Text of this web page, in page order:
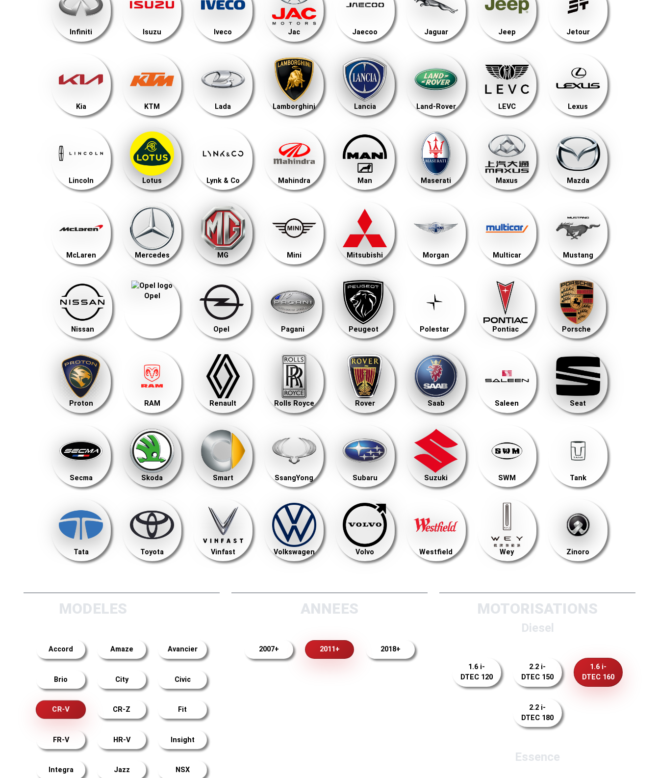
Infiniti Isuzu Iveco Jac Jaecoo Jaguar Jeep Jetour
Kia KTM Lada Lamborghini Lancia Land-Rover LEVC Lexus
Lincoln Lotus Lynk & Co Mahindra Man Maserati Maxus Mazda
McLaren Mercedes MG Mini Mitsubishi Morgan Multicar Mustang
Nissan
Opel
Opel Pagani Peugeot Polestar Pontiac Porsche
Proton RAM Renault Rolls Royce Rover Saab Saleen Seat
Secma Skoda Smart SsangYong Subaru Suzuki SWM Tank
Tata Toyota Vinfast Volkswagen Volvo Westfield Wey Zinoro
MODELES
Accord Amaze Avancier
Brio City Civic
CR-V CR-Z Fit
FR-V HR-V Insight
Integra Jazz NSX
ANNEES
2007+ 2011+ 2018+
MOTORISATIONS
Diesel
1.6 i-
DTEC 120
2.2 i-
DTEC 150
1.6 i-
DTEC 160
2.2 i-
DTEC 180
Essence